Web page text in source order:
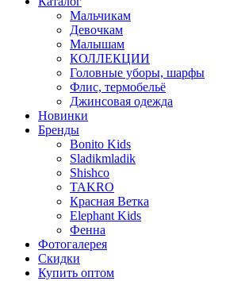
Мальчикам
Девочкам
Малышам
КОЛЛЕКЦИИ
Головные уборы, шарфы
Флис, термобельё
Джинсовая одежда
Новинки
Бренды
Bonito Kids
Sladikmladik
Shishco
TAKRO
Красная Ветка
Elephant Kids
Фенна
Фотогалерея
Скидки
Купить оптом